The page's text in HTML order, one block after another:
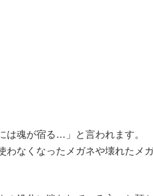
は魂が宿る…」と言われます。
わなくなったメガネや壊れたメ